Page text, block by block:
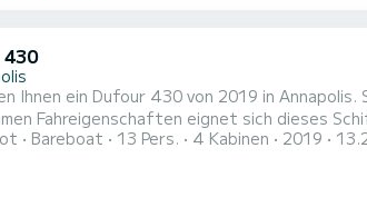
Ihnen ein Dufour 430 von 2019 in
Fahreigenschaften eignet sich dieses Schiff ideal für
Komfort und eine Kapazität von 13
Bareboat 13 Pers. 4 Kabinen 2019